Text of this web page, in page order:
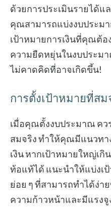
ด้วยการประเมินรายได้แ
คุณสามารถแบ่งงบประม
เป้าหมายการเงินที่คุณต้อ
ความยืดหยุ่นในงบประม
ไม่คาดคิดที่อาจเกิดขึ้น!
การตั้งเป้าหมายที่สม
เมื่อคุณตั้งงบประมาณ คว
สมจริง ทำให้คุณมีแนวทา
เงิน หากเป้าหมายใหญ่เ
ท้อแท้ได้ แนะนำให้แบ่งเ
ย่อย ๆ ที่สามารถทำได้ง่า
ความก้าวหน้าและมีแรงจู